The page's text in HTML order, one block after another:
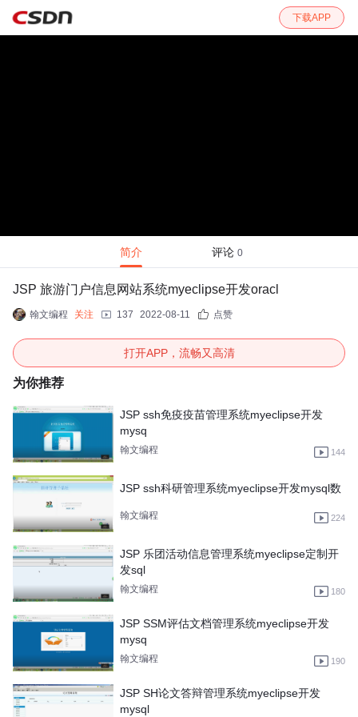
下载APP
简介 评论 0
JSP 旅游门户信息网站系统myeclipse开发oracl
翰文编程 关注 137 2022-08-11 点赞
打开APP，流畅又高清
为你推荐
JSP ssh免疫疫苗管理系统myeclipse开发
mysq
翰文编程 144
JSP ssh科研管理系统myeclipse开发mysql数
翰文编程 224
JSP 乐团活动信息管理系统myeclipse定制开
发sql
翰文编程 180
JSP SSM评估文档管理系统myeclipse开发
mysq
翰文编程 190
JSP SH论文答辩管理系统myeclipse开发
mysql